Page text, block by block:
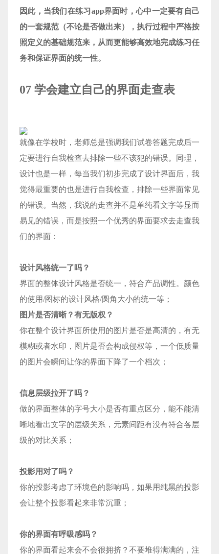
因此，当我们在练习app界面时，心中一定要有自己
的一套规范（不论是否做出来），执行过程中严格按
照定义的基础规范来，从而更能够高效地完成练习任
务和保证界面的统一性。
07 学会建立自己的界面走查表
就像在学校时，老师总是强调我们试卷答题完成后一
定要进行自我检查去排除一些不该犯的错误。同理，
设计也是一样，每当我们初步完成了设计界面后，我
觉得最重要的也是进行自我检查，排除一些界面常见
的错误。当然，我说的走查并不是单纯看文字等显而
易见的错误，而是按照一个优秀的界面要求去走查我
们的界面：
设计风格统一了吗？
界面的整体设计风格是否统一，符合产品调性。颜色
的使用/图标的设计风格/圆角大小的统一等；
图片是否清晰？有无版权？
你在整个设计界面所使用的图片是否是高清的，有无
模糊或者水印，图片是否会构成侵权等，一个低质量
的图片会瞬间让你的界面下降了一个档次；
信息层级拉开了吗？
做的界面整体的字号大小是否有重点区分，能不能清
晰地看出文字的层级关系，元素间距有没有符合各层
级的对比关系；
投影用对了吗？
你的投影考虑了环境色的影响吗，如果用纯黑的投影
会让整个投影看起来非常沉重；
你的界面有呼吸感吗？
你的界面看起来会不会很拥挤？不要堆得满满的，注